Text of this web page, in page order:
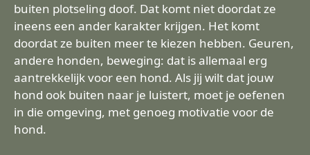
buiten plotseling doof. Dat komt niet doordat ze
ineens een ander karakter krijgen. Het komt
doordat ze buiten meer te kiezen hebben. Geuren,
andere honden, beweging: dat is allemaal erg
aantrekkelijk voor een hond. Als jij wilt dat jouw
hond ook buiten naar je luistert, moet je oefenen
in die omgeving, met genoeg motivatie voor de
hond.